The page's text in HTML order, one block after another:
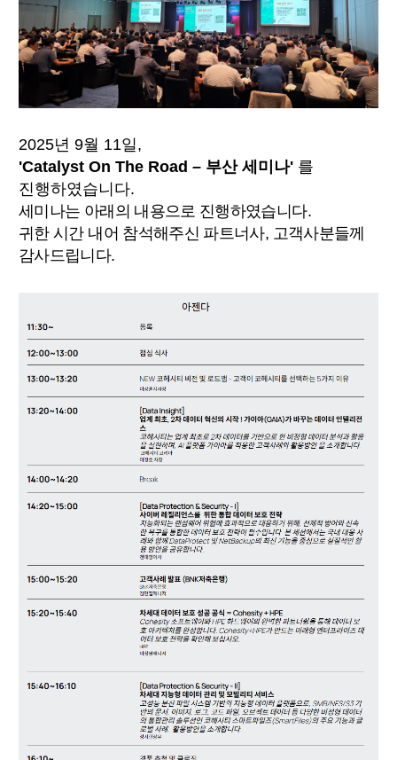
2025년 9월 11일,
'Catalyst On The Road – 부산 세미나' 를
진행하였습니다.
세미나는 아래의 내용으로 진행하였습니다.
귀한 시간 내어 참석해주신 파트너사, 고객사분들께
감사드립니다.